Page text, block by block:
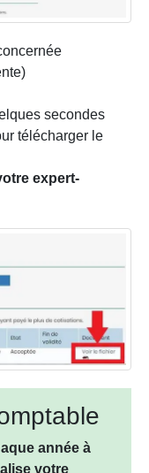
secondes
télécharger le
expert-
année à
votre